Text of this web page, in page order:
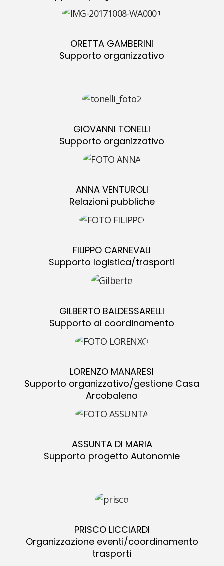
ORETTA GAMBERINI
Supporto organizzativo
GIOVANNI TONELLI
Supporto organizzativo
ANNA VENTUROLI
Relazioni pubbliche
FILIPPO CARNEVALI
Supporto logistica/trasporti
GILBERTO BALDESSARELLI
Supporto al coordinamento
LORENZO MANARESI
Supporto organizzativo/gestione Casa
Arcobaleno
ASSUNTA DI MARIA
Supporto progetto Autonomie
PRISCO LICCIARDI
Organizzazione eventi/coordinamento
trasporti